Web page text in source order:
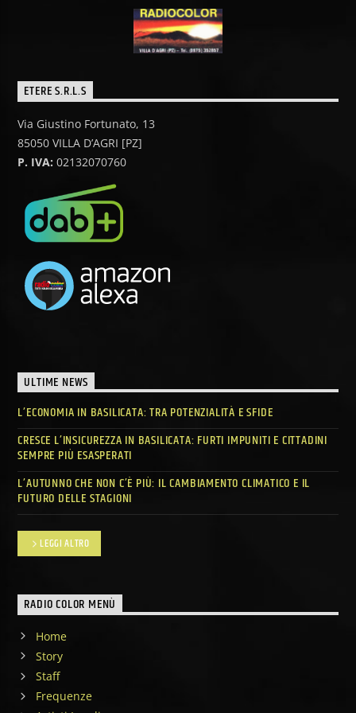
ETERE S.R.L.S
Via Giustino Fortunato, 13
85050 VILLA D’AGRI [PZ]
P. IVA: 02132070760
ULTIME NEWS
L’ECONOMIA IN BASILICATA: TRA POTENZIALITÀ E SFIDE
CRESCE L’INSICUREZZA IN BASILICATA: FURTI IMPUNITI E CITTADINI
SEMPRE PIÙ ESASPERATI
L’AUTUNNO CHE NON C’È PIÙ: IL CAMBIAMENTO CLIMATICO E IL
FUTURO DELLE STAGIONI
LEGGI ALTRO
RADIO COLOR MENÙ
Home
Story
Staff
Frequenze